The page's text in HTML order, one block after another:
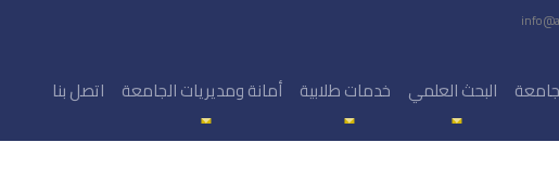
البحث العلمي خدمات طلابية أمانة ومديريات الجامعة اتصل بنا